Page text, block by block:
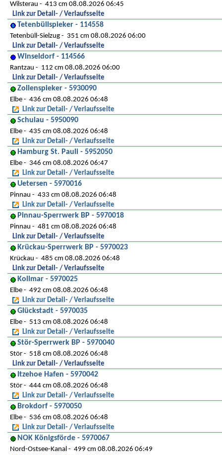
Wilsterau
413 cm 08.08.2026 06:45
Link zur Detail- / Verlaufsseite
Tetenbüllspieker - 114558
Tetenbüll-Sielzug
351 cm 08.08.2026 06:00
Link zur Detail- / Verlaufsseite
Winseldorf - 114566
Rantzau
112 cm 08.08.2026 06:00
Link zur Detail- / Verlaufsseite
Zollenspieker - 5930090
Elbe
436 cm 08.08.2026 06:48
Link zur Detail- / Verlaufsseite
Schulau - 5950090
Elbe
435 cm 08.08.2026 06:48
Link zur Detail- / Verlaufsseite
Hamburg St. Pauli - 5952050
Elbe
346 cm 08.08.2026 06:47
Link zur Detail- / Verlaufsseite
Uetersen - 5970016
Pinnau
433 cm 08.08.2026 06:48
Link zur Detail- / Verlaufsseite
Pinnau-Sperrwerk BP - 5970018
Pinnau
481 cm 08.08.2026 06:48
Link zur Detail- / Verlaufsseite
Krückau-Sperrwerk BP - 5970023
Krückau
485 cm 08.08.2026 06:48
Link zur Detail- / Verlaufsseite
Kollmar - 5970025
Elbe
492 cm 08.08.2026 06:48
Link zur Detail- / Verlaufsseite
Glückstadt - 5970035
Elbe
513 cm 08.08.2026 06:48
Link zur Detail- / Verlaufsseite
Stör-Sperrwerk BP - 5970040
Stör
518 cm 08.08.2026 06:48
Link zur Detail- / Verlaufsseite
Itzehoe Hafen - 5970042
Stör
444 cm 08.08.2026 06:48
Link zur Detail- / Verlaufsseite
Brokdorf - 5970050
Elbe
536 cm 08.08.2026 06:48
Link zur Detail- / Verlaufsseite
NOK Königsförde - 5970067
Nord-Ostsee-Kanal
499 cm 08.08.2026 06:49